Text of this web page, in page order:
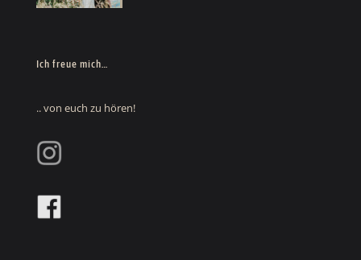
Ich freue mich…
.. von euch zu hören!